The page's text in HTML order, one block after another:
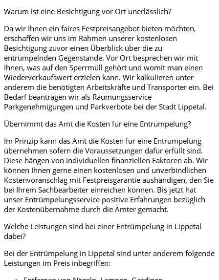
Warum ist eine Besichtigung vor Ort unerlässlich?
Da wir Ihnen ein faires Festpreisangebot bieten möchten,
erschaffen wir uns im Rahmen unserer kostenlosen
Besichtigung zuvor einen Überblick über die zu
entrümpelnden Gegenstände. Vor Ort besprechen wir mit
Ihnen, was auf den Sperrmüll gehört und womit man einen
Wiederverkaufswert erzielen kann. Wir kalkulieren unter
anderem die benötigten Arbeitskräfte und Transporter ein. Bei
Bedarf beantragen wir als Räumungsservice
Parkgenehmigungen und Parkverbote bei der Stadt Lippetal.
Übernimmt das Amt die Kosten für eine Entrümpelung?
Im Prinzip kann das Amt die Kosten für eine Entrümpelung
übernehmen sofern die Voraussetzungen dafür erfüllt sind.
Diese hängen von individuellen finanziellen Faktoren ab. Wir
können Ihnen gerne einen kostenlosen und unverbindlichen
Kostenvoranschlag mit Festpreisgarantie aushändigen, den Sie
bei Ihrem Sachbearbeiter einreichen können. Bis jetzt hat
unser Entrümpelungsservice positive Erfahrungen bezüglich
der Kostenübernahme durch die Ämter gemacht.
Welche Leistungen sind bei einer Entrümpelung in Lippetal
dabei?
Bei der Entrümpelung in Lippetal sind unter anderem folgende
Leistungen im Preis inbegriffen: